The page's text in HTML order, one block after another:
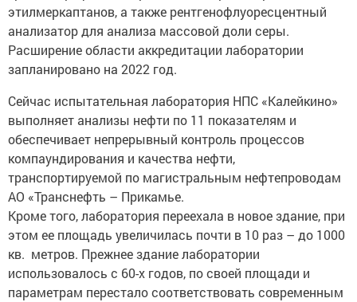
этилмеркаптанов, а также рентгенофлуоресцентный
анализатор для анализа массовой доли серы.
Расширение области аккредитации лаборатории
запланировано на 2022 год.
Сейчас испытательная лаборатория НПС «Калейкино»
выполняет анализы нефти по 11 показателям и
обеспечивает непрерывный контроль процессов
компаундирования и качества нефти,
транспортируемой по магистральным нефтепроводам
АО «Транснефть – Прикамье.
Кроме того, лаборатория переехала в новое здание, при
этом ее площадь увеличилась почти в 10 раз – до 1000
кв. метров. Прежнее здание лаборатории
использовалось с 60-х годов, по своей площади и
параметрам перестало соответствовать современным